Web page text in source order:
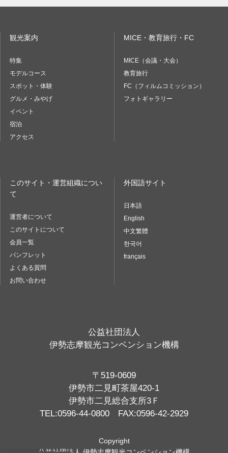
観光案内
特集
モデルコース
スポット・体験
グルメ・みやげ
イベント
宿泊
アクセス
MICE・教育旅行・FC
MICE（会議・大会）
教育旅行
FC（フィルムコミッション）
フォトギャラリー
このサイト・運営組織につい
て
運営者について
このサイトについて
会員一覧
パンフレット
よくある質問
お問い合わせ
外国語サイト
日本語
English
中文繁體
한국어
français
公益社団法人
伊勢志摩観光コンベンション機構
〒519-0609
伊勢市二見町茶屋420-1
伊勢市二見総合支所3Ｆ
TEL:0596-44-0800 FAX:0596-42-2929
Copyright